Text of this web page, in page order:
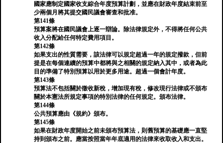
國家應制定國家收支綜合年度預算計劃，並應在財政年度結束前至
少兩個月將其提交國民議會審查和批准。
第141條
預算案將在國民議會上逐一辯論。除法律規定外，不得將任何公共
收入分配給任何特定費用項目。
第142條
如果支出的性質需要，該法律可以規定超過一年的規定撥款，但前
提是在每個連續的預算中都將與之相關的規定納入其中，或者為此
目的準備了特別預算以用於更多用途。超過一個會計年度。
第143條
預算法不包括關於徵收新稅，增加現有稅，修改現行法律或不頒布
關於本憲法所規定事項的特別法律的任何規定。頒布法律。
第144條
公共預算應由《規約》頒布。
第145條
如果在財政年度開始之前未頒布預算法，則舊預算的基礎應一直堅
持到頒布之前。應當按照當年年底適用的法律來收取收入和支出。